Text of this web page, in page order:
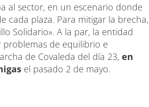
al sector, en un escenario donde
cada plaza. Para mitigar la brecha,
Solidario». A la par, la entidad
de equilibrio e
de Covaleda del día 23, en
el pasado 2 de mayo.